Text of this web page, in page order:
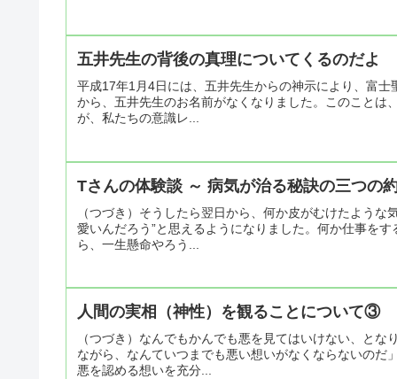
五井先生の背後の真理についてくるのだよ
平成17年1月4日には、五井先生からの神示により、富士
から、五井先生のお名前がなくなりました。このことは
が、私たちの意識レ...
Tさんの体験談 ～ 病気が治る秘訣の三つの
（つづき）そうしたら翌日から、何か皮がむけたよう
愛いんだろう”と思えるようになりました。何か仕事を
ら、一生懸命やろう...
人間の実相（神性）を観ることについて③
（つづき）なんでもかんでも悪を見てはいけない、と
ながら、なんていつまでも悪い想いがなくならないの
悪を認める想いを充分...